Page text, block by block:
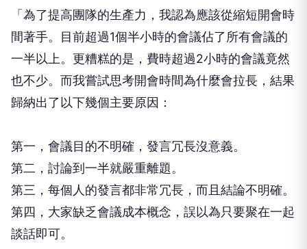
「為了提高團隊的生產力，我認為應該從縮短開會時
間著手。目前超過1個半小時的會議佔了所有會議的
一半以上。更糟糕的是，費時超過2小時的會議竟然
也不少。而我嘗試思考開會時間為什麼會拉長，結果
歸納出了以下幾個主要原因：
第一，會議目的不明確，發言冗長沒意義。
第二，討論到一半就嚴重離題。
第三，每個人的發言都非常冗長，而且結論不明確。
第四，大家缺乏會議成本概念，誤以為只要聚在一起
談話即可。